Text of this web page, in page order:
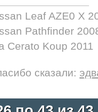
Leaf AZE0 X
Pathfinder
Cerato Koup 2011
сказали: